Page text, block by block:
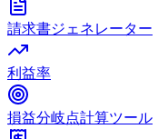
請求書ジェネレーター
利益率
損益分岐点計算ツール